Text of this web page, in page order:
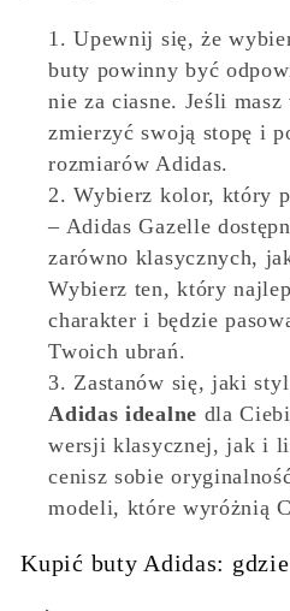
Upewnij się, że
buty powinny być
nie za ciasne. Jeśli
zmierzyć swoją stopę i
rozmiarów Adidas.
Wybierz kolor, który
– Adidas Gazelle
zarówno klasycznych,
Wybierz ten, który
charakter i będzie
Twoich ubrań.
Zastanów się, jaki
Adidas idealne dla
wersji klasycznej, jak i
cenisz sobie
modeli, które wyróżnią
Kupić buty Adidas: gdzie